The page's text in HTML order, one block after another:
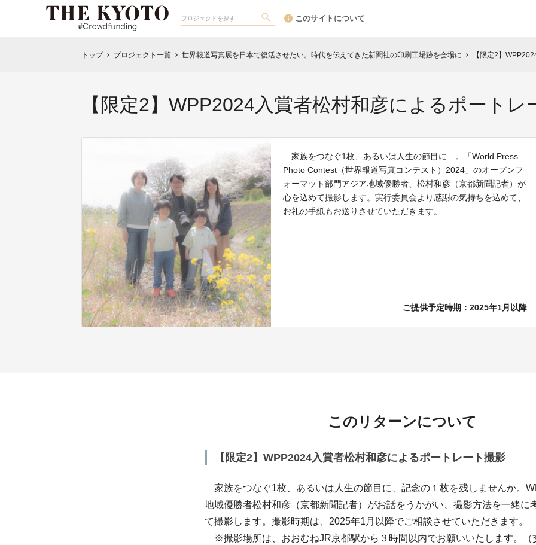
このサイトについて
トップ chevron_right プロジェクト一覧 chevron_right 世界報道写真展を日本で復活させたい。時代を伝えてきた新聞社の印刷工場跡を会場に chevron_right 【限定2】
【限定2】WPP2024入賞者松村和彦によるポートレ
家族をつなぐ1枚、あるいは人生の節目に…。「World Press
Photo Contest（世界報道写真コンテスト）2024」のオープンフ
ォーマット部門アジア地域優勝者、松村和彦（京都新聞記者）が
心を込めて撮影します。実行委員会より感謝の気持ちを込めて、
お礼の手紙もお送りさせていただきます。
ご提供予定時期：2025年1月以降
このリターンについて
【限定2】WPP2024入賞者松村和彦によるポートレート撮影
家族をつなぐ1枚、あるいは人生の節目に、記念の１枚を残しませんか。
地域優勝者松村和彦（京都新聞記者）がお話をうかがい、撮影方法を一緒に
て撮影します。撮影時期は、2025年1月以降でご相談させていただきます。
※撮影場所は、おおむねJR京都駅から３時間以内でお願いいたします。（